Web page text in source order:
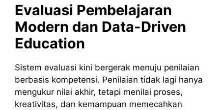
Evaluasi Pembelajaran
Modern dan Data-Driven
Education
Sistem evaluasi kini bergerak menuju penilaian
berbasis kompetensi. Penilaian tidak lagi hanya
mengukur nilai akhir, tetapi menilai proses,
kreativitas, dan kemampuan memecahkan